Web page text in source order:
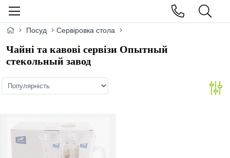
Посуд Сервіровка стола
Чайні та кавові сервізи Опытный
стекольный завод